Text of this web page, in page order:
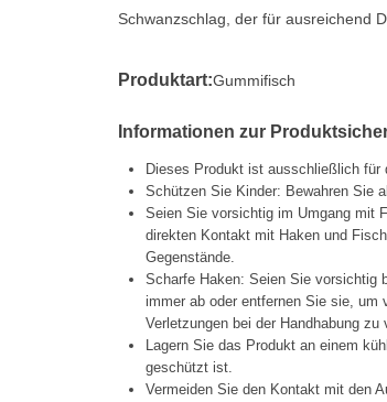
Schwanzschlag, der für ausreichend
Produktart:Gummifisch
Informationen zur
Dieses Produkt ist ausschließlich für
Schützen Sie Kinder: Bewahren Sie
Seien Sie vorsichtig im Umgang mit
direkten Kontakt mit Haken und
Gegenstände.
Scharfe Haken: Seien Sie vorsichtig
immer ab oder entfernen Sie sie, um
Verletzungen bei der Handhabung zu
Lagern Sie das Produkt an einem
geschützt ist.
Vermeiden Sie den Kontakt mit den